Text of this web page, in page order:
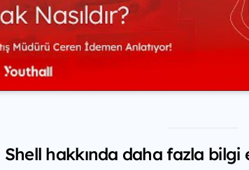
Shell hakkında daha fazla bilgi